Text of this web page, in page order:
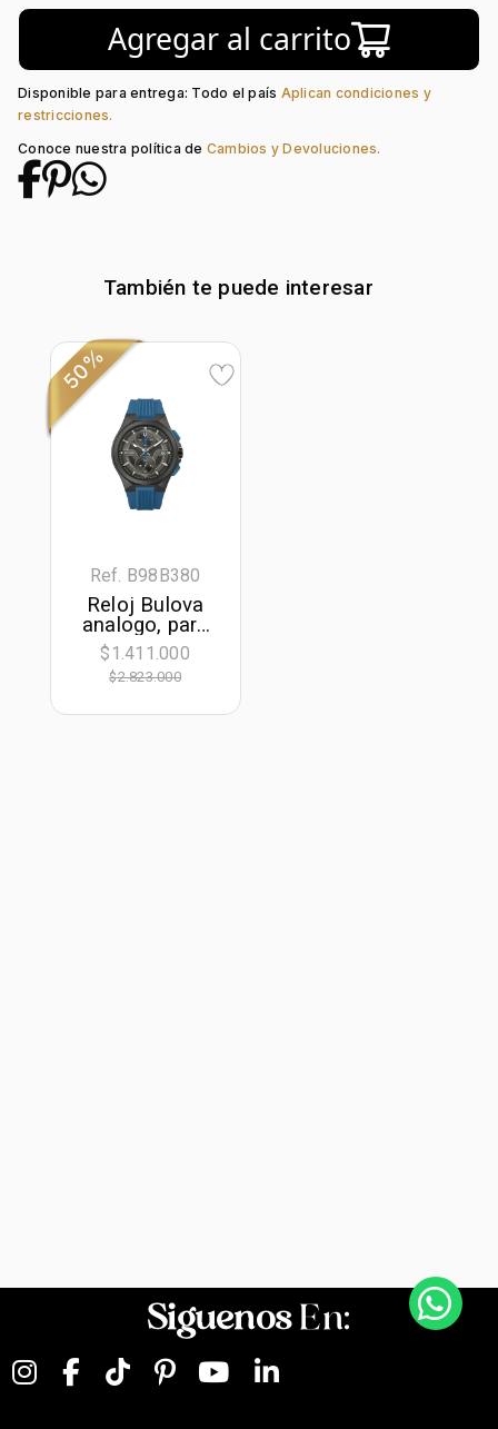
Calendario: Si
Tipo de cristal: Zafirado
Color del Bisel:
Negro
Color del tablero: Negro + Verde
Color del Pulso:
Material del pulso:
Silicona
Tipo de cierre:
Agregar al carrito
Disponible para entrega: Todo el país Aplican condiciones y
restricciones.
Conoce nuestra política de Cambios y Devoluciones.
También te puede interesar
50%
Ref. B98B380
Reloj Bulova
analogo, para
Hombre, tablero
redondo
colores negro y
$1.411.000
$2.823.000
SiguenosEn: